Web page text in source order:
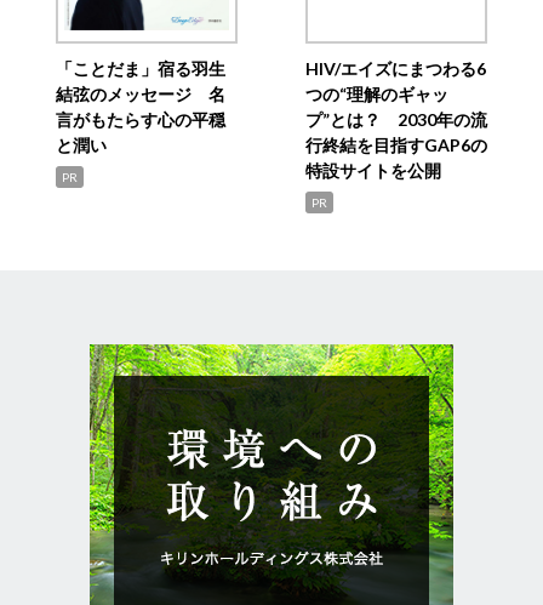
「ことだま」宿る羽生
結弦のメッセージ 名
言がもたらす心の平穏
と潤い
PR
HIV/エイズにまつわる6
つの“理解のギャッ
プ”とは？ 2030年の流
行終結を目指すGAP6の
特設サイトを公開
PR